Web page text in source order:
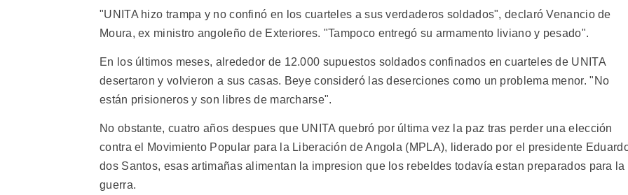
"UNITA hizo trampa y no confinó en los cuarteles a sus verdaderos soldados", declaró Venancio de
Moura, ex ministro angoleño de Exteriores. "Tampoco entregó su armamento liviano y pesado".
En los últimos meses, alrededor de 12.000 supuestos soldados confinados en cuarteles de UNITA
desertaron y volvieron a sus casas. Beye consideró las deserciones como un problema menor. "No
están prisioneros y son libres de marcharse".
No obstante, cuatro años despues que UNITA quebró por última vez la paz tras perder una elección
contra el Movimiento Popular para la Liberación de Angola (MPLA), liderado por el presidente
dos Santos, esas artimañas alimentan la impresion que los rebeldes todavía estan preparados para la
guerra.